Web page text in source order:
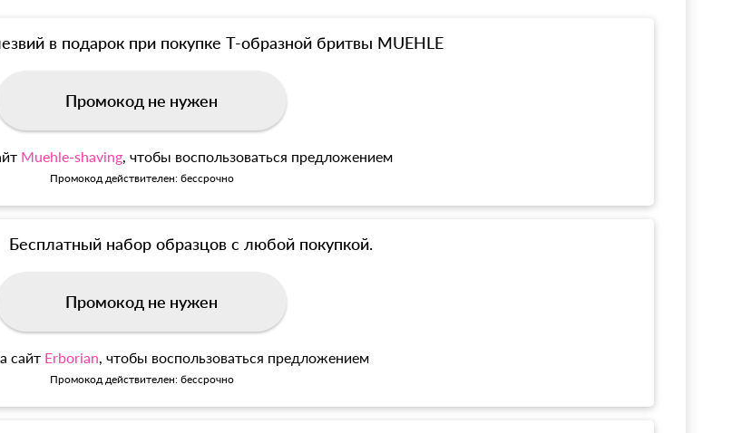
в подарок при покупке Т-образной бритвы MUEHLE
Промокод не нужен
Muehle-shaving, чтобы воспользоваться предложением
Промокод действителен: бессрочно
Бесплатный набор образцов с любой покупкой.
Промокод не нужен
сайт Erborian , чтобы воспользоваться предложением
Промокод действителен: бессрочно